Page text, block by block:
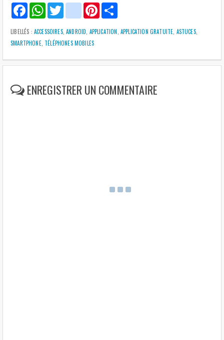
F
a
c
e
b
o
k
W
h
a
t
s
A
p
T
t
t
e
g
m
a
i
l
P
i
n
t
s
r
e
LIBELLÉS : ACCESSOIRES,ANDROID, APPLICATION, APPLICATION GRATUITE, ASTUCES,
SMARTPHONE, TÉLÉPHONES MOBILES
ENREGISTRER UN COMMENTAIRE